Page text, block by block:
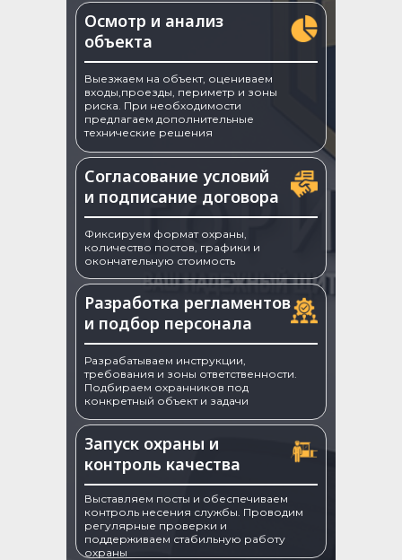
Выезжаем на объект, оцениваем
входы,проезды, периметр и зоны
риска. При необходимости
предлагаем дополнительные
технические решения
Осмотр и анализ
объекта
Фиксируем формат охраны,
количество постов, графики и
окончательную стоимость
Согласование условий
и подписание договора
Выставляем посты и обеспечиваем
контроль несения службы. Проводим
регулярные проверки и
поддерживаем стабильную работу
охраны
Запуск охраны и
контроль качества
Разрабатываем инструкции,
требования и зоны ответственности.
Подбираем охранников под
конкретный объект и задачи
Разработка регламентов
и подбор персонала